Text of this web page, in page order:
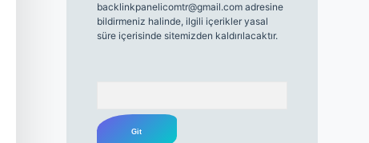
backlinkpanelicomtr@gmail.comadresine
bildirmeniz halinde, ilgili içerikler yasal
süre içerisinde sitemizden kaldırılacaktır.